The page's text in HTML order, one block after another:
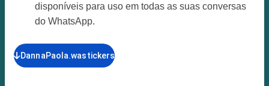
disponíveis para uso em todas as suas conversas
do WhatsApp.
DannaPaola.wastickers